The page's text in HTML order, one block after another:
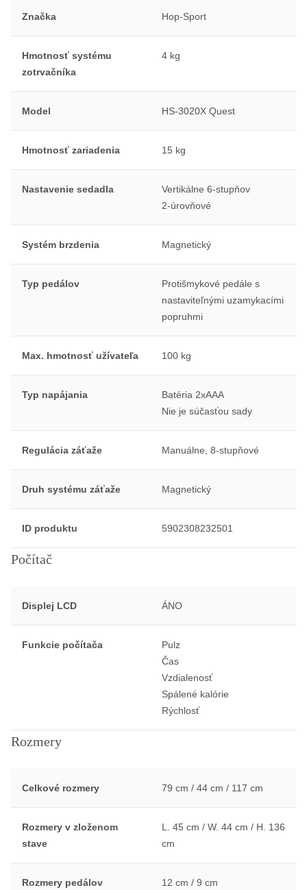
Značka Hop-Sport
Hmotnosť systému
zotrvačníka
4 kg
Model HS-3020X Quest
Hmotnosť zariadenia 15 kg
Nastavenie sedadla
Vertikálne 6-stupňov
2-úrovňové
Systém brzdenia Magnetický
Typ pedálov
Protišmykové pedále s
nastaviteľnými uzamykacími
popruhmi
Max. hmotnosť užívateľa 100 kg
Typ napájania
Batéria 2xAAA
Nie je súčasťou sady
Regulácia záťaže Manuálne, 8-stupňové
Druh systému záťaže Magnetický
ID produktu 5902308232501
Počítač
Displej LCD ÁNO
Funkcie počítača
Pulz
Čas
Vzdialenosť
Spálené kalórie
Rýchlosť
Rozmery
Celkové rozmery 79 cm / 44 cm / 117 cm
Rozmery v zloženom
stave
L. 45 cm / W. 44 cm / H. 136
cm
Rozmery pedálov 12 cm / 9 cm